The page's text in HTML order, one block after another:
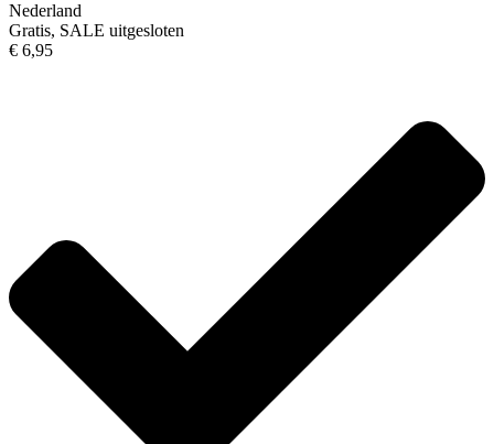
Nederland
Gratis, SALE uitgesloten
€ 6,95